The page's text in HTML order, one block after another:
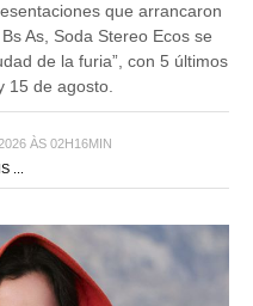
que arrancaron
As, Soda Stereo Ecos se
de la furia”, con 5 últimos
15 de agosto.
ÀS 02H16MIN
...